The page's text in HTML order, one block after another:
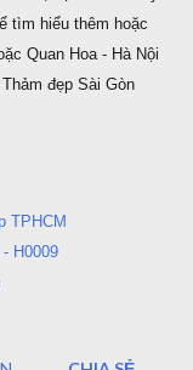
tìm hiểu thêm hoặc
Quan Hoa - Hà Nội
đẹp Sài Gòn
TPHCM
H0009